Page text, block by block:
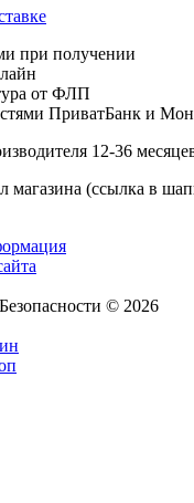
при получении
от ФЛП
ПриватБанк и
12-36
магазина (ссылка в
© 2026